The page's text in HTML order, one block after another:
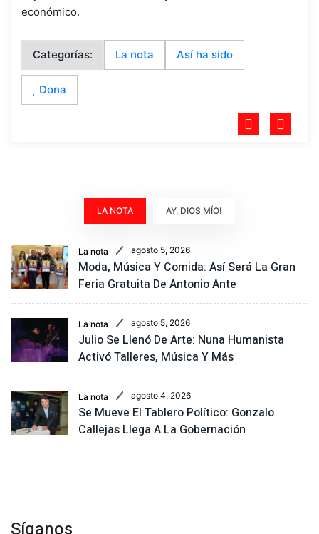
económico.
Categorías: La nota Así ha sido
Dona
LA NOTA AY, DIOS MÍO!
La nota agosto 5, 2026
Moda, Música Y Comida: Así Será La Gran
Feria Gratuita De Antonio Ante
La nota agosto 5, 2026
Julio Se Llenó De Arte: Nuna Humanista
Activó Talleres, Música Y Más
La nota agosto 4, 2026
Se Mueve El Tablero Político: Gonzalo
Callejas Llega A La Gobernación